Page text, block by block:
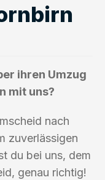
ihren Umzug
mit uns?
nach
zuverlässigen
du bei uns, dem
genau richtig!